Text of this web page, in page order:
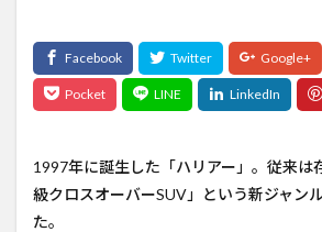
1997年に誕生した「ハリアー」。従来は
級クロスオーバーSUV」という新ジャン
た。